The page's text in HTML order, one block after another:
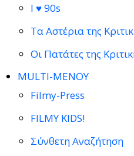
I ♥ 90s
Τα Αστέρια της
Οι Πατάτες της
MULTI-ΜΕΝΟΥ
Filmy-Press
FILMY KIDS!
Σύνθετη Αναζήτηση